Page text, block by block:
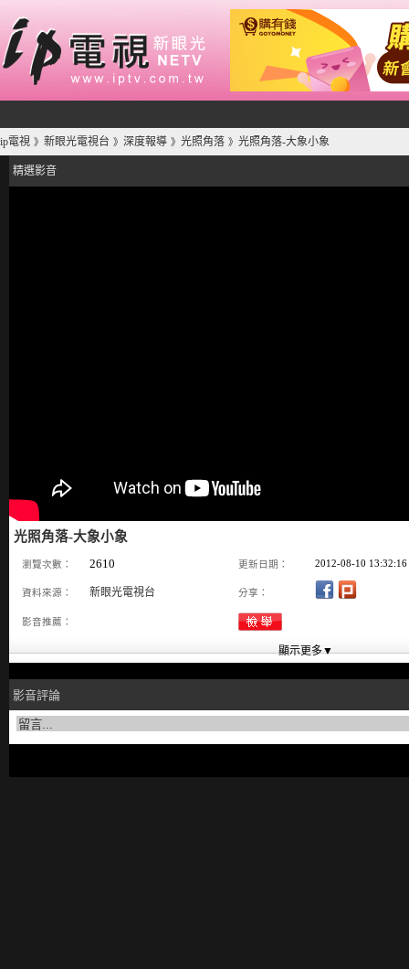
ip電視 》 新眼光電視台 》 深度報導 》 光照角落 》 光照角落-大象小象
精選影音
光照角落-大象小象
瀏覽次數： 2610 更新日期： 2012-08-10 13:32:16
資料來源： 新眼光電視台 分享：
影音推薦：
影音評論